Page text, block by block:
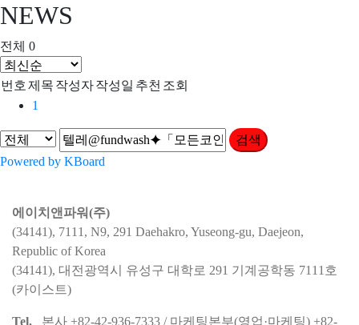
NEWS
전체 0
번호 제목 작성자작성일 추천 조회
1
검색
Powered by KBoard
에이치앤파워(주)
(34141), 7111, N9, 291 Daehakro, Yuseong-gu, Daejeon,
Republic of Korea
(34141), 대전광역시 유성구 대학로 291 기계공학동 7111호
(카이스트)
Tel. 본사 +82-42-936-7333 / 마케팅본부(영업·마케팅) +82-